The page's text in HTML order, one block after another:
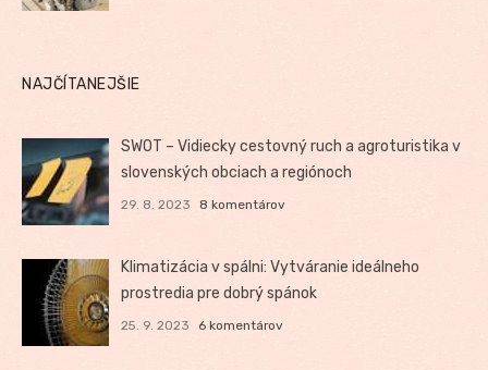
NAJČÍTANEJŠIE
SWOT – Vidiecky cestovný ruch a agroturistika v
slovenských obciach a regiónoch
29. 8. 2023 8 komentárov
Klimatizácia v spálni: Vytváranie ideálneho
prostredia pre dobrý spánok
25. 9. 2023 6 komentárov